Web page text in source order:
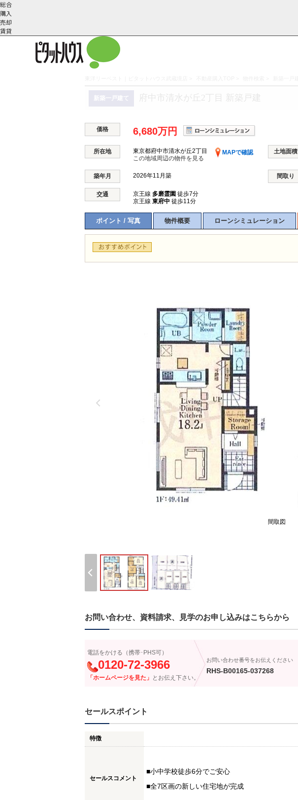
総合
購入
売却
賃貸
こだわりの条件で検索 町名から探す 学区から探す
会社概
要
スタッフ紹
採用情
新築一戸建て 府中市清水が丘2丁目 新築戸建
価格 6,680万円
所在地 東京都府中市清水が丘2丁目
MAPで確認
この地域周辺の物件を見る
土地面積
築年月 2026年11月築 間取り
交通 京王線 多磨霊園 徒歩7分
京王線 東府中 徒歩11分
ポイント / 写真 物件概要 ローンシミュレーション
間取図
お問い合わせ、資料請求、見学のお申し込みはこちらから
電話をかける（携帯･PHS可）
0120-72-3966
「ホームページを見た」 とお伝え下さい。
お問い合わせ番号をお伝えください
RHS-B00165-037268
セールスポイント
特徴
セールスコメント
■小中学校徒歩6分でご安心
■全7区画の新しい住宅地が完成